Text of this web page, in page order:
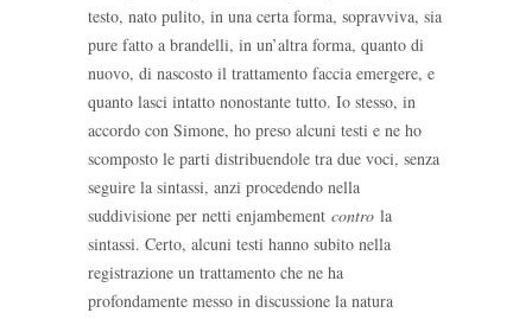
testo, nato pulito, in una certa forma, sopravviva, sia
pure fatto a brandelli, in un’altra forma, quanto di
nuovo, di nascosto il trattamento faccia emergere, e
quanto lasci intatto nonostante tutto. Io stesso, in
accordo con Simone, ho preso alcuni testi e ne ho
scomposto le parti distribuendole tra due voci, senza
seguire la sintassi, anzi procedendo nella
suddivisione per netti enjambement contro la
sintassi. Certo, alcuni testi hanno subito nella
registrazione un trattamento che ne ha
profondamente messo in discussione la natura